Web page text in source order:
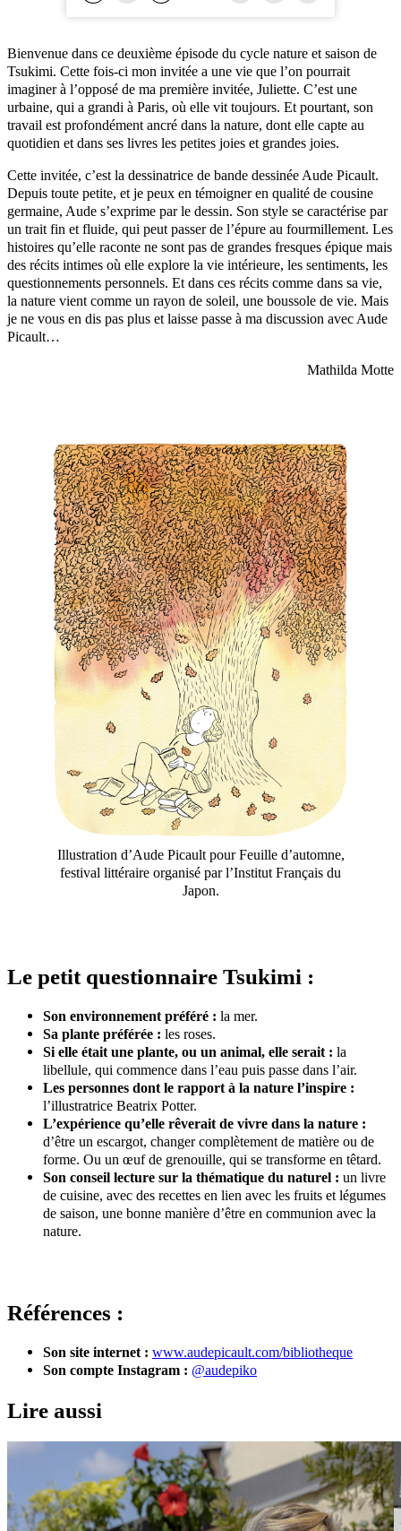
Bienvenue dans ce deuxième épisode du cycle nature et saison de
Tsukimi. Cette fois-ci mon invitée a une vie que l’on pourrait
imaginer à l’opposé de ma première invitée, Juliette. C’est une
urbaine, qui a grandi à Paris, où elle vit toujours. Et pourtant, son
travail est profondément ancré dans la nature, dont elle capte au
quotidien et dans ses livres les petites joies et grandes joies.
Cette invitée, c’est la dessinatrice de bande dessinée Aude Picault.
Depuis toute petite, et je peux en témoigner en qualité de cousine
germaine, Aude s’exprime par le dessin. Son style se caractérise par
un trait fin et fluide, qui peut passer de l’épure au fourmillement. Les
histoires qu’elle raconte ne sont pas de grandes fresques épique mais
des récits intimes où elle explore la vie intérieure, les sentiments, les
questionnements personnels. Et dans ces récits comme dans sa vie,
la nature vient comme un rayon de soleil, une boussole de vie. Mais
je ne vous en dis pas plus et laisse passe à ma discussion avec Aude
Picault…
Mathilda Motte
Illustration d’Aude Picault pour Feuille d’automne,
festival littéraire organisé par l’Institut Français du
Japon.
Le petit questionnaire Tsukimi :
Son environnement préféré : la mer.
Sa plante préférée : les roses.
Si elle était une plante, ou un animal, elle serait : la
libellule, qui commence dans l’eau puis passe dans l’air.
Les personnes dont le rapport à la nature l’inspire :
l’illustratrice Beatrix Potter.
L’expérience qu’elle rêverait de vivre dans la nature :
d’être un escargot, changer complètement de matière ou de
forme. Ou un œuf de grenouille, qui se transforme en têtard.
Son conseil lecture sur la thématique du naturel : un livre
de cuisine, avec des recettes en lien avec les fruits et légumes
de saison, une bonne manière d’être en communion avec la
nature.
Références :
Son site internet : www.audepicault.com/bibliotheque
Son compte Instagram : @audepiko
Lire aussi